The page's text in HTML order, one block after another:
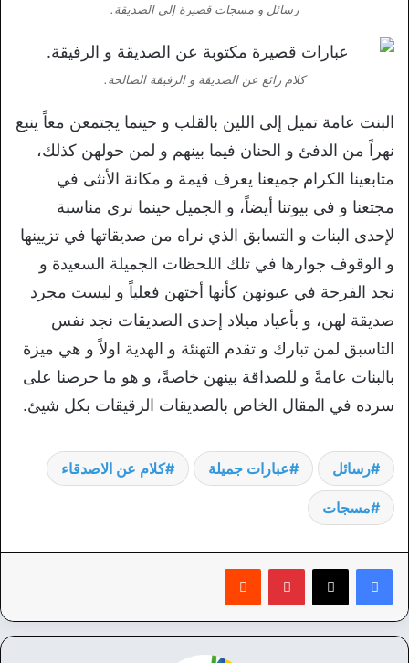
رسائل و مسجات قصيرة إلى الصديقة.
كلام رائع عن الصديقة و الرفيقة الصالحة.
البنت عامة تميل إلى اللين بالقلب و حينما يجتمعن معاً ينبع
نهراً من الدفئ و الحنان فيما بينهم و لمن حولهن كذلك،
متابعينا الكرام جميعنا يعرف قيمة و مكانة الأنثى في
مجتعنا و في بيوتنا أيضاً، و الجميل حينما نرى مناسبة
لإحدى البنات و التسابق الذي نراه من صديقاتها في تزيينها
و الوقوف جوارها في تلك اللحظات الجميلة السعيدة و
نجد الفرحة في عيونهن كأنها أختهن فعلياً و ليست مجرد
صديقة لهن، و بأعياد ميلاد إحدى الصديقات نجد نفس
التاسبق لمن تبارك و تقدم التهنئة و الهدية اولاً و هي ميزة
بالبنات عامةً و للصداقة بينهن خاصةً، و هو ما حرصنا على
سرده في المقال الخاص بالصديقات الرقيقات بكل شيئ.
رسائل عبارات جميلة كلام عن الاصدقاء
مسجات
بينتيريست